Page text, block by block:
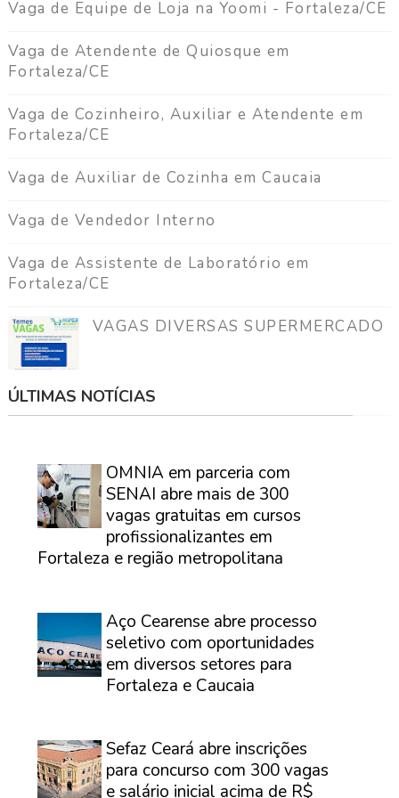
Vaga de Equipe de Loja na Yoomi - Fortaleza/CE
Vaga de Atendente de Quiosque em
Fortaleza/CE
Vaga de Cozinheiro, Auxiliar e Atendente em
Fortaleza/CE
Vaga de Auxiliar de Cozinha em Caucaia
Vaga de Vendedor Interno
Vaga de Assistente de Laboratório em
Fortaleza/CE
VAGAS DIVERSAS SUPERMERCADO
ÚLTIMAS NOTÍCIAS
OMNIA em parceria com
SENAI abre mais de 300
vagas gratuitas em cursos
profissionalizantes em
Fortaleza e região metropolitana
Aço Cearense abre processo
seletivo com oportunidades
em diversos setores para
Fortaleza e Caucaia
Sefaz Ceará abre inscrições
para concurso com 300 vagas
e salário inicial acima de R$